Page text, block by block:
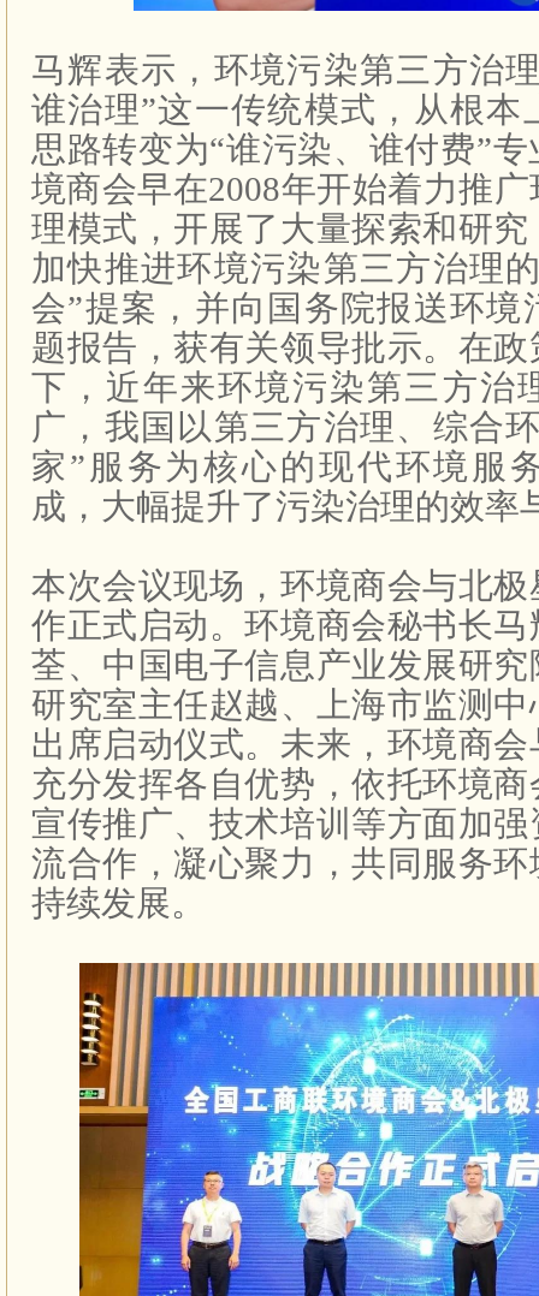
马辉表示，环境污染第三方治
谁治理”这一传统模式，从根本
思路转变为“谁污染、谁付费”
境商会早在2008年开始着力推
理模式，开展了大量探索和研
加快推进环境污染第三方治理
会”提案，并向国务院报送环境
题报告，获有关领导批示。在
下，近年来环境污染第三方治
广，我国以第三方治理、综合
家”服务为核心的现代环境服
成，大幅提升了污染治理的效率
本次会议现场，环境商会与北
作正式启动。环境商会秘书长
荃、中国电子信息产业发展研
研究室主任赵越、上海市监测
出席启动仪式。未来，环境商
充分发挥各自优势，依托环境
宣传推广、技术培训等方面加
流合作，凝心聚力，共同服务
持续发展。